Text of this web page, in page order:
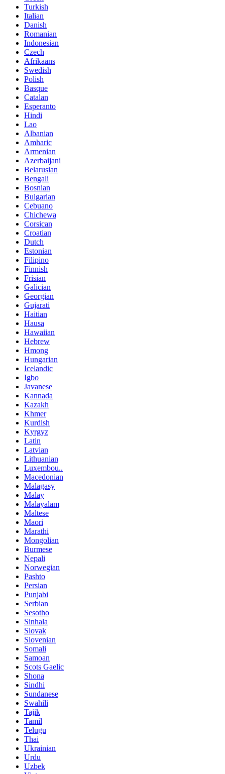
Turkish
Italian
Danish
Romanian
Indonesian
Czech
Afrikaans
Swedish
Polish
Basque
Catalan
Esperanto
Hindi
Lao
Albanian
Amharic
Armenian
Azerbaijani
Belarusian
Bengali
Bosnian
Bulgarian
Cebuano
Chichewa
Corsican
Croatian
Dutch
Estonian
Filipino
Finnish
Frisian
Galician
Georgian
Gujarati
Haitian
Hausa
Hawaiian
Hebrew
Hmong
Hungarian
Icelandic
Igbo
Javanese
Kannada
Kazakh
Khmer
Kurdish
Kyrgyz
Latin
Latvian
Lithuanian
Luxembou..
Macedonian
Malagasy
Malay
Malayalam
Maltese
Maori
Marathi
Mongolian
Burmese
Nepali
Norwegian
Pashto
Persian
Punjabi
Serbian
Sesotho
Sinhala
Slovak
Slovenian
Somali
Samoan
Scots Gaelic
Shona
Sindhi
Sundanese
Swahili
Tajik
Tamil
Telugu
Thai
Ukrainian
Urdu
Uzbek